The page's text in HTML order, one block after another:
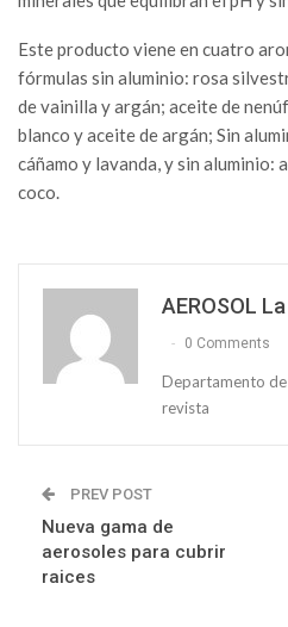
Este producto viene en cuatro
fórmulas sin aluminio: rosa
de vainilla y argán; aceite de
blanco y aceite de argán; Sin
cáñamo y lavanda, y sin aluminio:
coco.
AEROSOL
0 Comments
Departamento de
revista
PREV POST
Nueva gama de
aerosoles para cubrir
raices